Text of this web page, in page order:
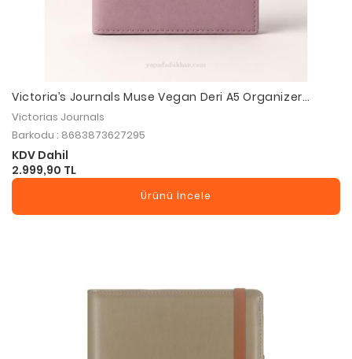
Victoria’s Journals Muse Vegan Deri A5 Organizer
Defter 120 gr 96 Yaprak - Lacivert
Victorias Journals
Barkodu : 8683873627295
KDV Dahil
2.999,90 TL
Ürünü İncele